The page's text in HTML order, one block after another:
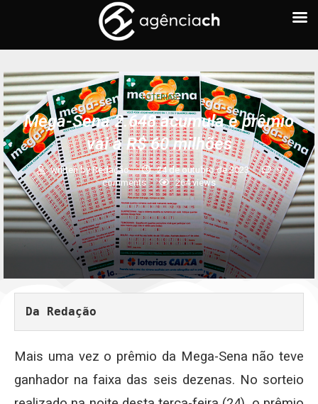
LOTERIAS
Mega-Sena 2.648 acumula e prêmio
vai a R$ 60 milhões
written byRedação 24 de outubro de 2023
0
comments
264views
Da Redação
Mais uma vez o prêmio da Mega-Sena não teve
ganhador na faixa das seis dezenas. No sorteio